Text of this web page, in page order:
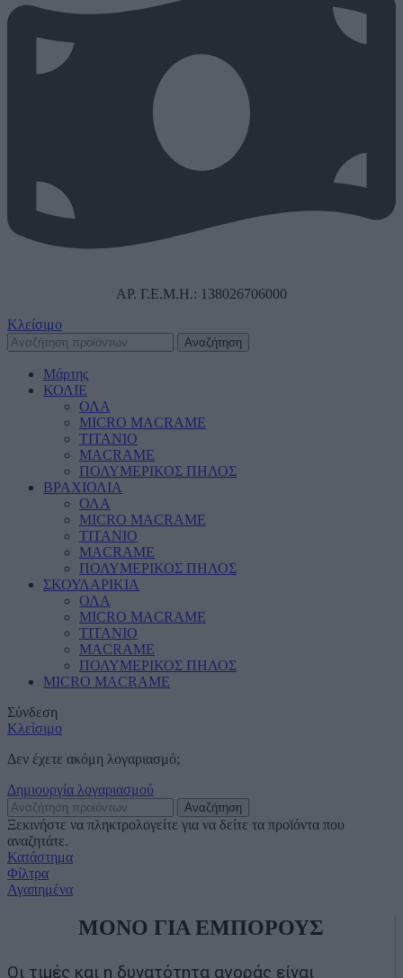
ΑΡ. Γ.Ε.Μ.Η.: 138026706000
Κλείσιμο
Αναζήτηση
Μάρτης
ΚΟΛΙΕ
ΟΛΑ
MICRO MACRAME
ΤΙΤΑΝΙΟ
MACRAME
ΠΟΛΥΜΕΡΙΚΟΣ ΠΗΛΟΣ
ΒΡΑΧΙΟΛΙΑ
ΟΛΑ
MICRO MACRAME
ΤΙΤΑΝΙΟ
MACRAME
ΠΟΛΥΜΕΡΙΚΟΣ ΠΗΛΟΣ
ΣΚΟΥΛΑΡΙΚΙΑ
ΟΛΑ
MICRO MACRAME
ΤΙΤΑΝΙΟ
MACRAME
ΠΟΛΥΜΕΡΙΚΟΣ ΠΗΛΟΣ
MICRO MACRAME
Σύνδεση
Κλείσιμο
Δεν έχετε ακόμη λογαριασμό;
Δημιουργία λογαριασμού
Αναζήτηση
Ξεκινήστε να πληκτρολογείτε για να δείτε τα προϊόντα που
αναζητάτε.
Κατάστημα
Φίλτρα
Αγαπημένα
ΜΟΝΟ ΓΙΑ ΕΜΠΟΡΟΥΣ
Οι τιμές και η δυνατότητα αγοράς είναι